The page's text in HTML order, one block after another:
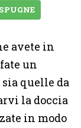
avete in
un
quelle da
la doccia
in modo